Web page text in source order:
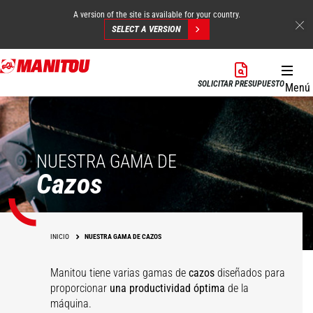
Pasar
al
principal
A version of the site is available for your country.
SELECT A VERSION
SOLICITAR PRESUPUESTOMenú
NUESTRA GAMA DE
Cazos
INICIO NUESTRA GAMA DE CAZOS
Manitou tiene varias gamas decazos diseñados para
proporcionar una productividad óptimade la
máquina.
Cazos con grapa